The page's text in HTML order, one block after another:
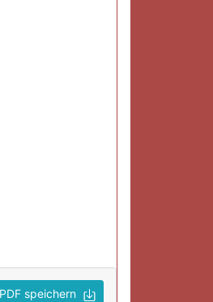
speichern